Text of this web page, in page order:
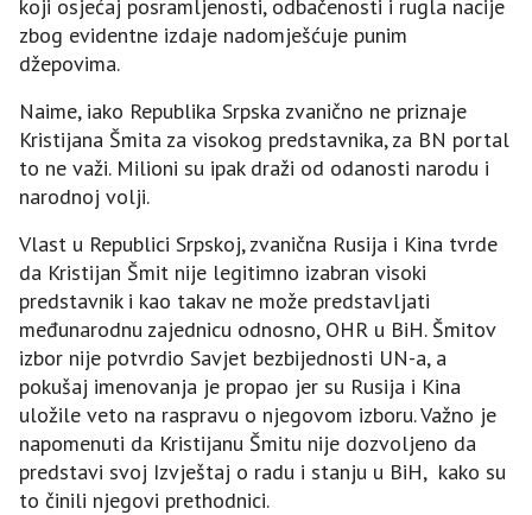
koji osjećaj posramljenosti, odbačenosti i rugla nacije
zbog evidentne izdaje nadomješćuje punim
džepovima.
Naime, iako Republika Srpska zvanično ne priznaje
Kristijana Šmita za visokog predstavnika, za BN portal
to ne važi. Milioni su ipak draži od odanosti narodu i
narodnoj volji.
Vlast u Republici Srpskoj, zvanična Rusija i Kina tvrde
da Kristijan Šmit nije legitimno izabran visoki
predstavnik i kao takav ne može predstavljati
međunarodnu zajednicu odnosno, OHR u BiH. Šmitov
izbor nije potvrdio Savjet bezbijednosti UN-a, a
pokušaj imenovanja je propao jer su Rusija i Kina
uložile veto na raspravu o njegovom izboru. Važno je
napomenuti da Kristijanu Šmitu nije dozvoljeno da
predstavi svoj Izvještaj o radu i stanju u BiH, kako su
to činili njegovi prethodnici.